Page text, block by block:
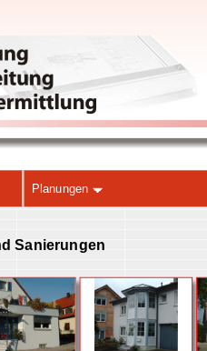
Planungen
Sanierungen